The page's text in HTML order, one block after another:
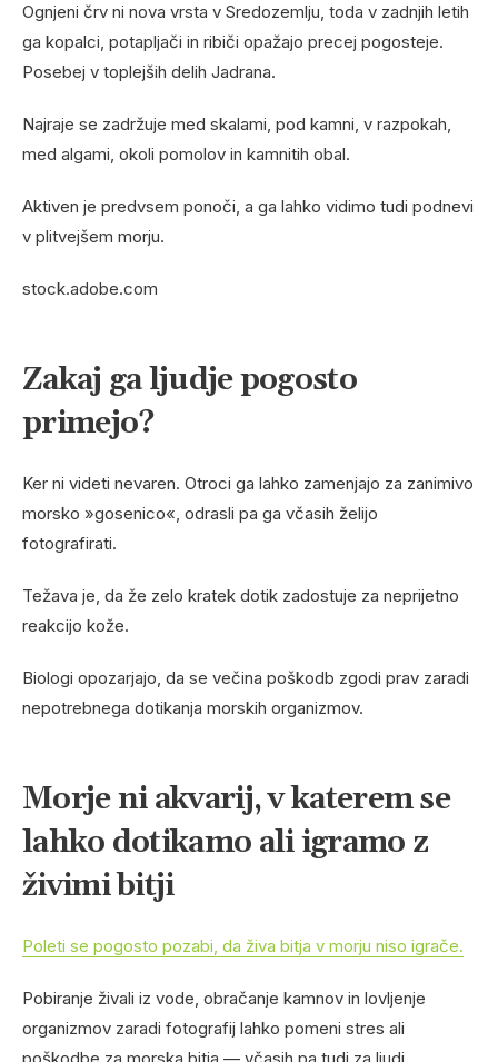
Ognjeni črv ni nova vrsta v Sredozemlju, toda v zadnjih letih
ga kopalci, potapljači in ribiči opažajo precej pogosteje.
Posebej v toplejših delih Jadrana.
Najraje se zadržuje med skalami, pod kamni, v razpokah,
med algami, okoli pomolov in kamnitih obal.
Aktiven je predvsem ponoči, a ga lahko vidimo tudi podnevi
v plitvejšem morju.
stock.adobe.com
Zakaj ga ljudje pogosto
primejo?
Ker ni videti nevaren. Otroci ga lahko zamenjajo za zanimivo
morsko »gosenico«, odrasli pa ga včasih želijo
fotografirati.
Težava je, da že zelo kratek dotik zadostuje za neprijetno
reakcijo kože.
Biologi opozarjajo, da se večina poškodb zgodi prav zaradi
nepotrebnega dotikanja morskih organizmov.
Morje ni akvarij, v katerem se
lahko dotikamo ali igramo z
živimi bitji
Poleti se pogosto pozabi, da živa bitja v morju niso igrače.
Pobiranje živali iz vode, obračanje kamnov in lovljenje
organizmov zaradi fotografij lahko pomeni stres ali